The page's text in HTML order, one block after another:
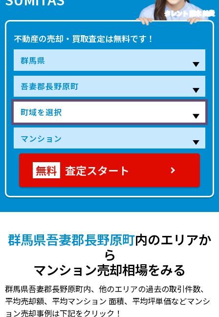
不動産の売却・買取査定は無料です！
タレント 藤本 美貴
査定スタート
群馬県吾妻郡長野原町内のエリアか
ら
マンション売却相場をみる
群馬県吾妻郡長野原町内、他のエリアの過去の取引件数、
平均売却額、平均マンション 面積、平均坪単価などマンシ
ョン売却事例は下記をクリック！